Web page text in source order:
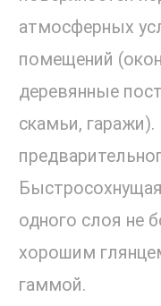
атмосферных
помещений
деревянные
скамьи,
одного слоя не
хорошим
гаммой.